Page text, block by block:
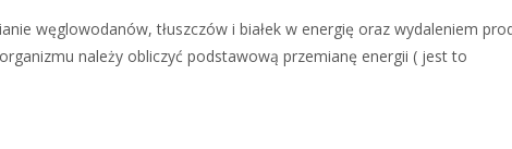
węglowodanów, tłuszczów i białek w energię oraz wydaleniem
należy obliczyć podstawową przemianę energii ( jest to